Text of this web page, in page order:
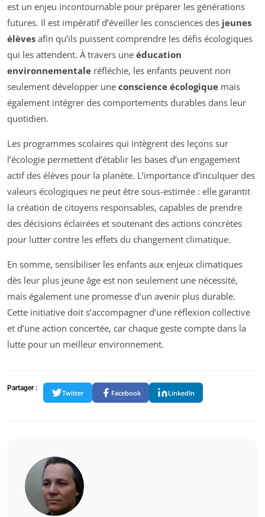
est un enjeu incontournable pour préparer les générations
futures. Il est impératif d’éveiller les consciences des jeunes
élèves afin qu’ils puissent comprendre les défis écologiques
qui les attendent. À travers une éducation
environnementale réfléchie, les enfants peuvent non
seulement développer une conscience écologique mais
également intégrer des comportements durables dans leur
quotidien.
Les programmes scolaires qui intègrent des leçons sur
l’écologie permettent d’établir les bases d’un engagement
actif des élèves pour la planète. L’importance d’inculquer des
valeurs écologiques ne peut être sous-estimée : elle garantit
la création de citoyens responsables, capables de prendre
des décisions éclairées et soutenant des actions concrètes
pour lutter contre les effets du changement climatique.
En somme, sensibiliser les enfants aux enjeux climatiques
dès leur plus jeune âge est non seulement une nécessité,
mais également une promesse d’un avenir plus durable.
Cette initiative doit s’accompagner d’une réflexion collective
et d’une action concertée, car chaque geste compte dans la
lutte pour un meilleur environnement.
Partager :
Twitter Facebook LinkedIn